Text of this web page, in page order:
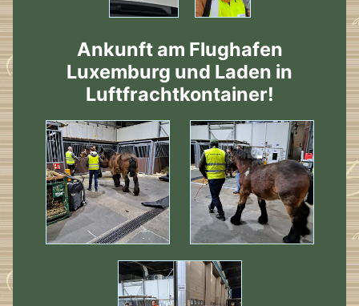
Ankunft am Flughafen
Luxemburg und Laden in
Luftfrachtkontainer!